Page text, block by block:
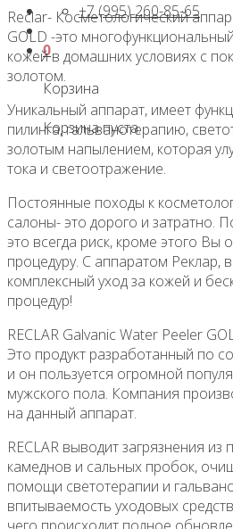
+7 (995) 260-85-65
0
Корзина
Корзина пуста.
Reclar- Косметологический
GOLD -это
кожей в домашних условиях с
золотом.
Уникальный аппарат, имеет
пилинга, гальванотерапию,
золотым напылением, которая
тока и светоотражение.
Постоянные походы к
салоны- это дорого и затратно.
это всегда риск, кроме этого Вы
процедуру. С аппаратом Реклар,
комплексный уход за кожей и
процедур!
RECLAR Galvanic Water Peeler
Это продукт разработанный по
и он пользуется огромной
мужского пола. Компания
на данный аппарат.
RECLAR выводит загрязнения
камеднов и сальных пробок,
помощи светотерапии и
впитываемость уходовых